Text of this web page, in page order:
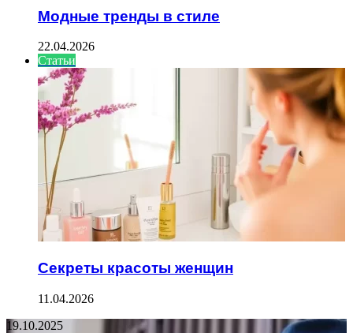
Модные тренды в стиле
22.04.2026
Статьи
Секреты красоты женщин
11.04.2026
19.10.2025